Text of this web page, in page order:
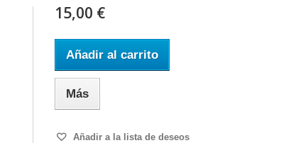
15,00 €
Añadir al carrito
Más
Añadir a la lista de deseos